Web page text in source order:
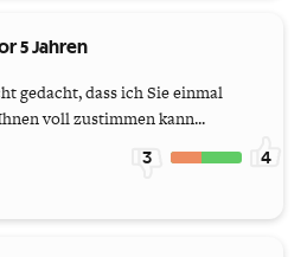
5 Jahren
gedacht, dass ich Sie einmal
voll zustimmen kann...
3 4